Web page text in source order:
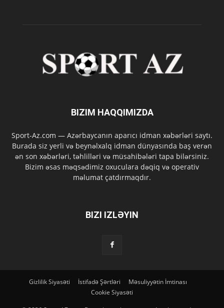
BIZIM HAQQIMIZDA
Sport-Az.com — Azərbaycanın aparıcı idman xəbərləri saytı.
Burada siz yerli və beynəlxalq idman dünyasında baş verən
ən son xəbərləri, təhlilləri və müsahibələri tapa bilərsiniz.
Bizim əsas məqsədimiz oxuculara dəqiq və operativ
məlumat çatdırmaqdır.
BIZI IZLƏYIN
Gizlilik Siyasəti İstifadə Şərtləri
Məsuliyyətin İmtinası
Cookie Siyasəti